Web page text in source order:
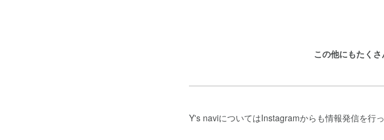
この他にもたく
Y's naviについてはInstagramからも情報発信を行